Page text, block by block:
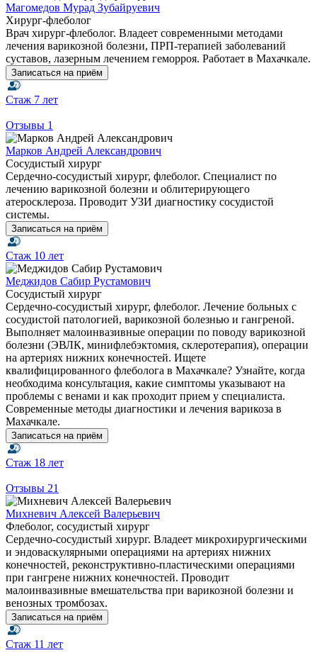
Магомедов Мурад Зубайруевич
Хирург-флеболог
Врач хирург-флеболог. Владеет современными методами
лечения варикозной болезни, ПРП-терапией заболеваний
суставов, лазерным лечением геморроя. Работает в Махачкале.
Записаться на приём
Стаж 7 лет
Отзывы 1
Марков Андрей Александрович
Сосудистый хирург
Сердечно-сосудистый хирург, флеболог. Специалист по
лечению варикозной болезни и облитерирующего
атеросклероза. Проводит УЗИ диагностику сосудистой
системы.
Записаться на приём
Стаж 10 лет
Меджидов Сабир Рустамович
Сосудистый хирург
Сердечно-сосудистый хирург, флеболог. Лечение больных с
сосудистой патологией, варикозной болезнью и гангреной.
Выполняет малоинвазивные операции по поводу варикозной
болезни (ЭВЛК, минифлебэктомия, склеротерапия), операции
на артериях нижних конечностей. Ищете
квалифицированного флеболога в Махачкале? Узнайте, когда
необходима консультация, какие симптомы указывают на
проблемы с венами и как проходит прием у специалиста.
Современные методы диагностики и лечения варикоза в
Махачкале.
Записаться на приём
Стаж 18 лет
Отзывы 21
Михневич Алексей Валерьевич
Флеболог, сосудистый хирург
Сердечно-сосудистый хирург. Владеет микрохирургическими
и эндоваскулярными операциями на артериях нижних
конечностей, реконструктивно-пластическими операциями
при гангрене нижних конечностей. Проводит
малоинвазивные вмешательства при варикозной болезни и
венозных тромбозах.
Записаться на приём
Стаж 11 лет